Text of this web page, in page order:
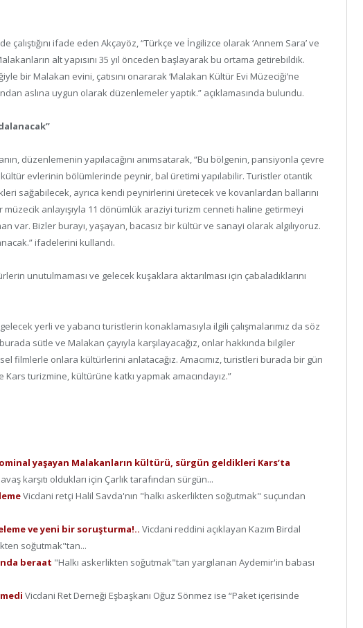
ifade eden Akçayöz, “Türkçe ve İngilizce olarak ‘Annem Sara’ ve
alt yapısını 35 yıl önceden başlayarak bu ortama getirebildik.
bir Malakan evini, çatısını onararak ‘Malakan Kültür Evi Müzeciği’ne
aslına uygun olarak düzenlemeler yaptık.” açıklamasında bulundu.
düzenlemenin yapılacağını anımsatarak, “Bu bölgenin, pansiyonla çevre
evlerinin bölümlerinde peynir, bal üretimi yapılabilir. Turistler otantik
sağabilecek, ayrıca kendi peynirlerini üretecek ve kovanlardan ballarını
anlayışıyla 11 dönümlük araziyi turizm cenneti haline getirmeyi
var. Bizler burayı, yaşayan, bacasız bir kültür ve sanayi olarak algılıyoruz.
ifadelerini kullandı.
unutulmaması ve gelecek kuşaklara aktarılması için çabaladıklarını
yerli ve yabancı turistlerin konaklamasıyla ilgili çalışmalarımız da söz
sütle ve Malakan çayıyla karşılayacağız, onlar hakkında bilgiler
filmlerle onlara kültürlerini anlatacağız. Amacımız, turistleri burada bir gün
turizmine, kültürüne katkı yapmak amacındayız.”
yaşayan Malakanların kültürü, sürgün geldikleri Kars’ta
karşıtı oldukları için Çarlık tarafından sürgün...
Vicdani retçi Halil Savda'nın "halkı askerlikten soğutmak" suçundan
ve yeni bir soruşturma!.. Vicdani reddini açıklayan Kazım Birdal
soğutmak"tan...
beraat "Halkı askerlikten soğutmak"tan yargılanan Aydemir'in babası
Vicdani Ret Derneği Eşbaşkanı Oğuz Sönmez ise “Paket içerisinde